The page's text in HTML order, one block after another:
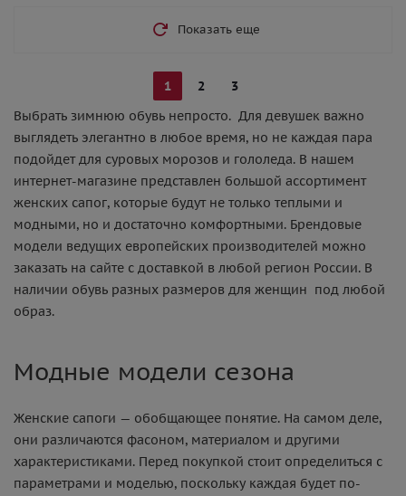
Показать еще
1 2
3
Выбрать зимнюю обувь непросто. Для девушек важно
выглядеть элегантно в любое время, но не каждая пара
подойдет для суровых морозов и гололеда. В нашем
интернет-магазине представлен большой ассортимент
женских сапог, которые будут не только теплыми и
модными, но и достаточно комфортными. Брендовые
модели ведущих европейских производителей можно
заказать на сайте с доставкой в любой регион России. В
наличии обувь разных размеров для женщин под любой
образ.
Модные модели сезона
Женские сапоги — обобщающее понятие. На самом деле,
они различаются фасоном, материалом и другими
характеристиками. Перед покупкой стоит определиться с
параметрами и моделью, поскольку каждая будет по-